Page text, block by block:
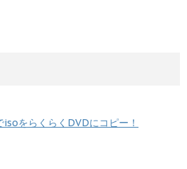
をらくらくDVDにコピー！